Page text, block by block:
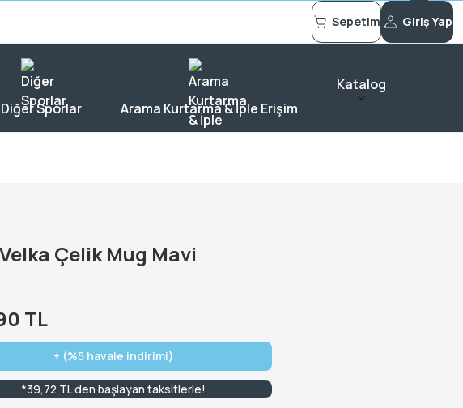
Sepetim Giriş Yap
Diğer Sporlar Arama Kurtarma & İple Erişim
Katalog
Çelik Mug Mavi
TL
+ (%5 havale indirimi)
*39,72 TL den başlayan taksitlerle!